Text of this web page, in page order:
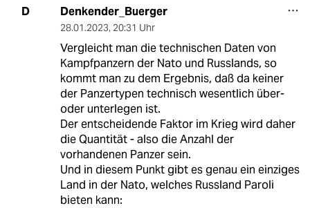
D Denkender_Buerger
28.01.2023, 20:31 Uhr
Vergleicht man die technischen Daten von
Kampfpanzern der Nato und Russlands, so
kommt man zu dem Ergebnis, daß da keiner
der Panzertypen technisch wesentlich über-
oder unterlegen ist.
Der entscheidende Faktor im Krieg wird daher
die Quantität - also die Anzahl der
vorhandenen Panzer sein.
Und in diesem Punkt gibt es genau ein einziges
Land in der Nato, welches Russland Paroli
bieten kann: